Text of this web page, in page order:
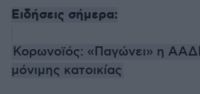
Ειδήσεις σήμερα:
Κορωνοϊός: «Παγώνει» η
μόνιμης κατοικίας